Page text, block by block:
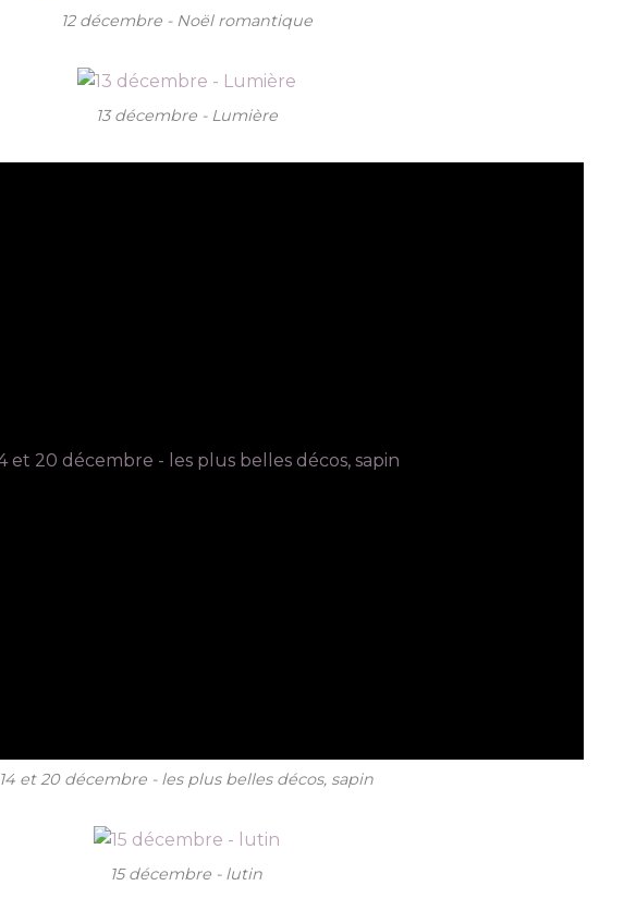
12 décembre - Noël romantique
13 décembre - Lumière
14 et 20 décembre - les plus belles décos, sapin
15 décembre - lutin